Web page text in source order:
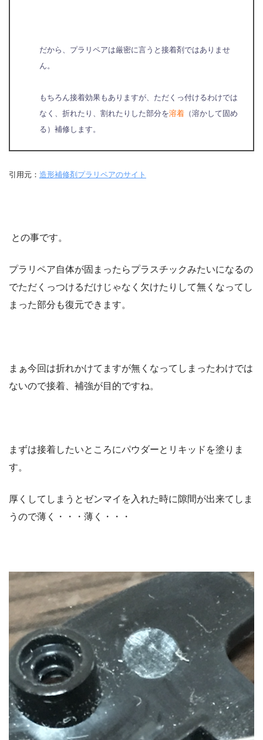
だから、プラリペアは厳密に言うと接着剤ではありませ
ん。
もちろん接着効果もありますが、ただくっ付けるわけでは
なく、折れたり、割れたりした部分を溶着 （溶かして固め
る）補修します。
引用元： 造形補修剤プラリペアのサイト
との事です。
プラリペア自体が固まったらプラスチックみたいになるの
でただくっつけるだけじゃなく欠けたりして無くなってし
まった部分も復元できます。
まぁ今回は折れかけてますが無くなってしまったわけでは
ないので接着、補強が目的ですね。
まずは接着したいところにパウダーとリキッドを塗りま
す。
厚くしてしまうとゼンマイを入れた時に隙間が出来てしま
うので薄く・・・薄く・・・